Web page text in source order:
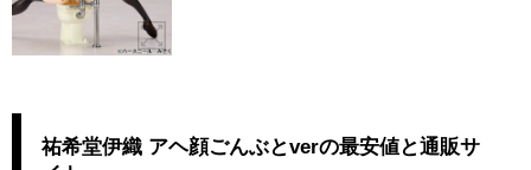
祐希堂伊織 アヘ顔ごんぶとverの最安値と通販サ